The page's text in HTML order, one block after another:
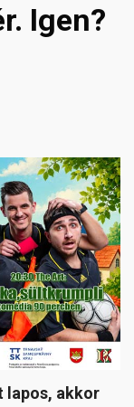
Igen?
lapos, akkor